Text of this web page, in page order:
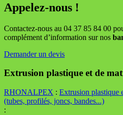
Appelez-nous !
Contactez-nous au 04 37 85 84 00
complément d’information sur nos
Demander un devis
Extrusion plastique et de
RHONALPEX : Extrusion plastique
(tubes, profilés, joncs, bandes...)
: